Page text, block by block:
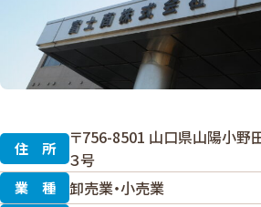
住所
〒756-8501 山口県山陽小野
３号
業種 卸売業・小売業